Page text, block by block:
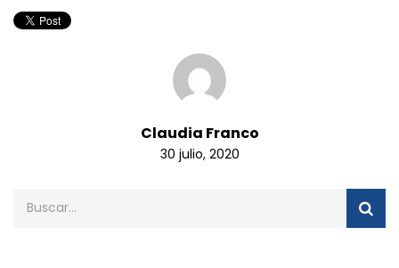
Claudia Franco
30 julio, 2020